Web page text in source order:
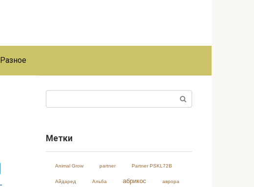
Разное
Метки
Animal Grow partner Partner PSKL72B
Айдаред Альба абрикос аврора